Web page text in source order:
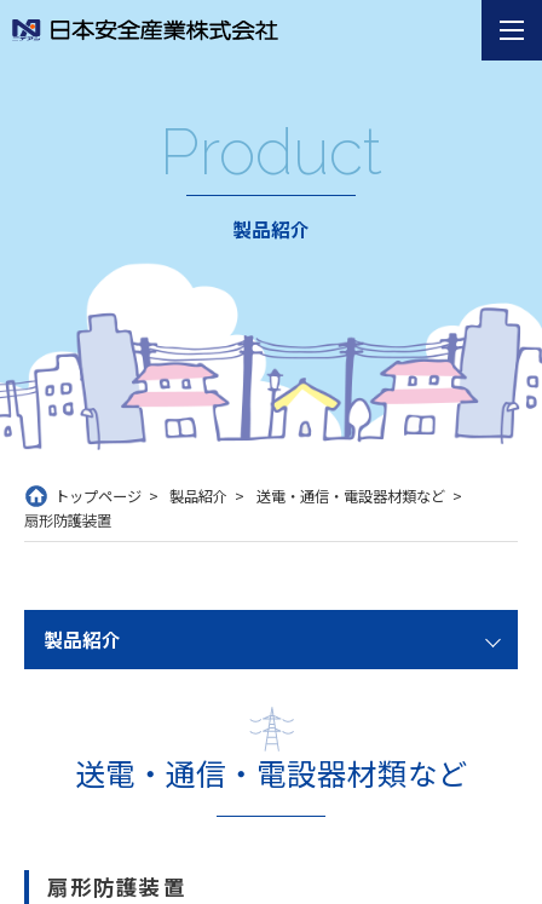
Product
製品紹介
トップページ 製品紹介
送電・通信・電設器材類など
扇形防護装置
送電・通信・電設器材類など
扇形防護装置
製品紹介